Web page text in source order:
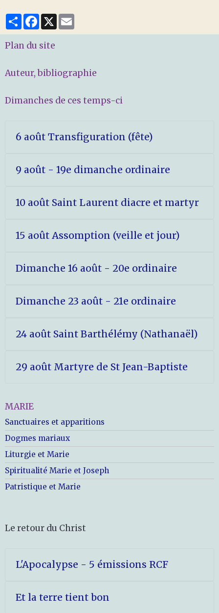
PartagerFacebook
X
Plan du site
Auteur, bibliographie
Dimanches de ces temps-ci
6 août Transfiguration (fête)
9 août - 19e dimanche ordinaire
10 août Saint Laurent diacre et martyr
15 août Assomption (veille et jour)
Dimanche 16 août - 20e ordinaire
Dimanche 23 août - 21e ordinaire
24 août Saint Barthélémy (Nathanaël)
29 août Martyre de St Jean-Baptiste
MARIE
Sanctuaires et apparitions
Dogmes mariaux
Liturgie et Marie
Spiritualité Marie et Joseph
Patristique et Marie
Le retour du Christ
L'Apocalypse - 5 émissions RCF
Et la terre tient bon